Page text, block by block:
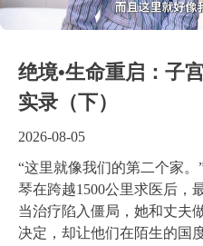
绝境•生命重启：子
实录（下）
2026-08-05
“这里就像我们的第二个家
琴在跨越1500公里求医后，
当治疗陷入僵局，她和丈夫
决定，却让他们在陌生的国